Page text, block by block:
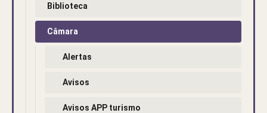
Biblioteca
Câmara
Alertas
Avisos
Avisos APP turismo